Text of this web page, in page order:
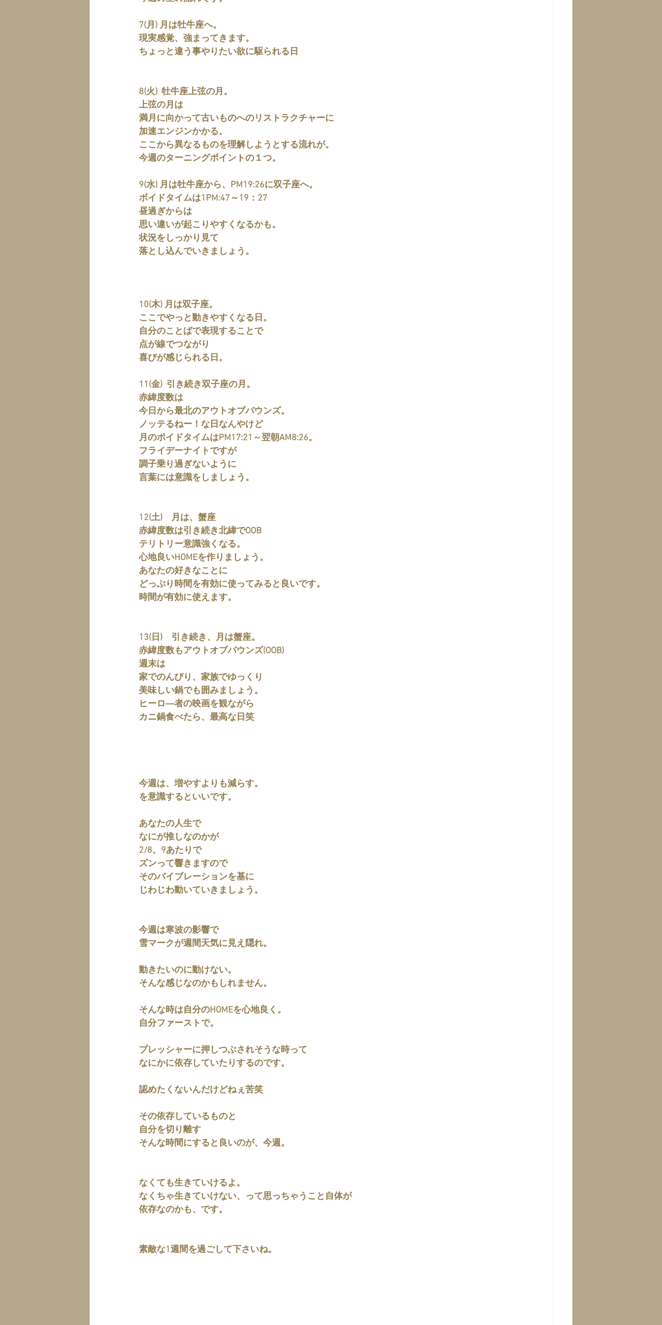
7(月) 月は牡牛座へ。
現実感覚、強まってきます。
ちょっと違う事やりたい欲に駆られる日
8(火)  牡牛座上弦の月。
上弦の月は
満月に向かって古いものへのリストラクチャーに
加速エンジンかかる。
ここから異なるものを理解しようとする流れが。
今週のターニングポイントの１つ。
9(水) 月は牡牛座から、PM19:26に双子座へ。
ボイドタイムは1PM:47～19：27
昼過ぎからは
思い違いが起こりやすくなるかも。
状況をしっかり見て
落とし込んでいきましょう。
10(木) 月は双子座。
ここでやっと動きやすくなる日。
自分のことばで表現することで
点が線でつながり
喜びが感じられる日。
11(金)  引き続き双子座の月。
赤緯度数は
今日から最北のアウトオブバウンズ。
ノッテるねー！な日なんやけど
月のボイドタイムはPM17:21～翌朝AM8:26。
フライデーナイトですが
調子乗り過ぎないように
言葉には意識をしましょう。
12(土)　月は、蟹座
赤緯度数は引き続き北緯でOOB
テリトリー意識強くなる。
心地良いHOMEを作りましょう。
あなたの好きなことに
どっぷり時間を有効に使ってみると良いです。
時間が有効に使えます。
13(日)　引き続き、月は蟹座。
赤緯度数もアウトオブバウンズ(OOB)
週末は
家でのんびり、家族でゆっくり
美味しい鍋でも囲みましょう。
ヒーロ―者の映画を観ながら
カニ鍋食べたら、最高な日笑
今週は、増やすよりも減らす。
を意識するといいです。
あなたの人生で
なにが推しなのかが
2/8、9あたりで
ズンって響きますので
そのバイブレーションを基に
じわじわ動いていきましょう。
今週は寒波の影響で
雪マークが週間天気に見え隠れ。
動きたいのに動けない。
そんな感じなのかもしれません。
そんな時は自分のHOMEを心地良く。
自分ファーストで。
プレッシャーに押しつぶされそうな時って
なにかに依存していたりするのです。
認めたくないんだけどねぇ苦笑
その依存しているものと
自分を切り離す
そんな時間にすると良いのが、今週。
なくても生きていけるよ。
なくちゃ生きていけない、って思っちゃうこと自体が
依存なのかも、です。
素敵な1週間を過ごして下さいね。